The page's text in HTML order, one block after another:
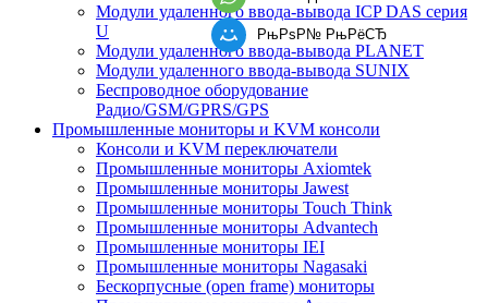
Модули удаленного ввода-вывода ICP DAS серия
U
Модули удаленного ввода-вывода PLANET
Модули удаленного ввода-вывода SUNIX
Беспроводное оборудование
Радио/GSM/GPRS/GPS
Промышленные мониторы и KVM консоли
Консоли и KVM переключатели
Промышленные мониторы Axiomtek
Промышленные мониторы Jawest
Промышленные мониторы Touch Think
Промышленные мониторы Advantech
Промышленные мониторы IEI
Промышленные мониторы Nagasaki
Бескорпусные (open frame) мониторы
РњРѕР№ РњРёСЂ